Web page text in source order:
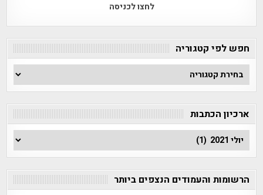
לחצו לכניסה
חפש לפי קטגוריה
חפש
לפי
ארכיון הכתבות
ארכיון
הכתבות
הרשומות והעמודים הנצפים ביותר